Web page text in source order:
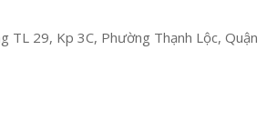
TL 29, Kp 3C, Phường Thạnh Lộc, Quận